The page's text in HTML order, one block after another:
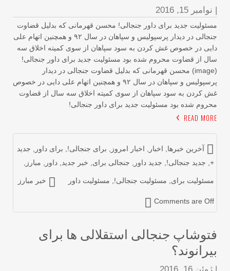
نوامبر 15, 2016
جدید برای داور جنجالی! محسن قهرمانی که بدلیل قضاوت
جنجالی در دیدار پرسپولیس و سپاهان در سال ۹۲ و همچنین اتهام علی
در خصوص غش کردن به سود سپاهان از سوی کمیته اخلاق سه
از قضاوت محروم شده بود مسئولیت جدید برای داور جنجالی!
(image) محسن قهرمانی که بدلیل قضاوت جنجالی در دیدار
پرسپولیس و سپاهان در سال ۹۲ و همچنین اتهام علی دایی در خصوص
کردن به سود سپاهان از سوی کمیته اخلاق سه سال از قضاوت
شده بود مسئولیت جدید برای داور جنجالی!
READ
آخرین خبرها ,اخبار ,اخبار امروز,برای جنجالی!,برای داور, جدید
جدید جنجالی!,جدید داور, جنجالی برای ,خبر جدید ,داور مبارز ,
مسئولیت برای ,مسئولیت جنجالی!,مسئولیت داور خبر مبارز
Comments are Off
جنجالی استقلالی ها برای